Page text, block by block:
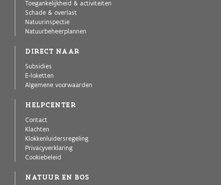
Toegankelijkheid & activiteiten
Schade & overlast
Natuurinspectie
Natuurbeheerplannen
DIRECT NAAR
Subsidies
E-loketten
Algemene voorwaarden
HELPCENTER
Contact
Klachten
Klokkenluidersregeling
Privacyverklaring
Cookiebeleid
NATUUR EN BOS